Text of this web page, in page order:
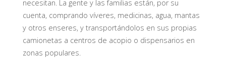
necesitan. La gente y las familias están, por su
cuenta, comprando víveres, medicinas, agua, mantas
y otros enseres, y transportándolos en sus propias
camionetas a centros de acopio o dispensarios en
zonas populares.